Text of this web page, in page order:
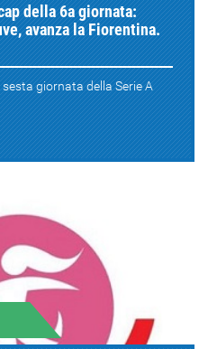
della 6a giornata:
avanza la Fiorentina.
giornata della Serie A